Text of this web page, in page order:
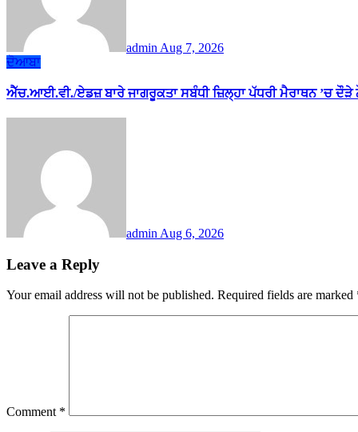
admin Aug 7, 2026
ਦੋਆਬਾ
ਐੱਚ.ਆਈ.ਵੀ./ਏਡਜ਼ ਬਾਰੇ ਜਾਗਰੂਕਤਾ ਸਬੰਧੀ ਜ਼ਿਲ੍ਹਾ ਪੱਧਰੀ ਮੈਰਾਥਨ ’ਚ ਦੌੜੇ
admin Aug 6, 2026
Leave a Reply
Your email address will not be published. Required fields are marked
Comment *